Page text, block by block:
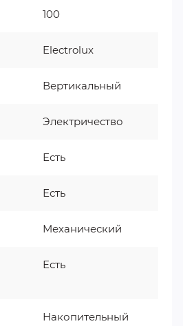
100
Electrolux
Вертикальный
Электричество
Есть
Есть
Механический
Есть
Накопительный